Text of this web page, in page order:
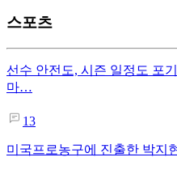
스포츠
선수 안전도, 시즌 일정도 포
마…
13
미국프로농구에 진출한 박지